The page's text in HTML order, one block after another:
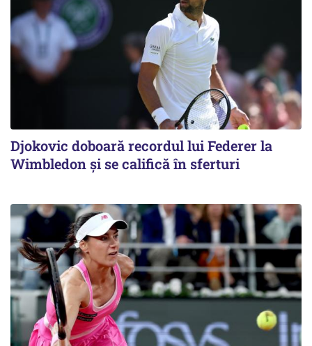
Djokovic doboară recordul lui Federer la
Wimbledon și se califică în sferturi